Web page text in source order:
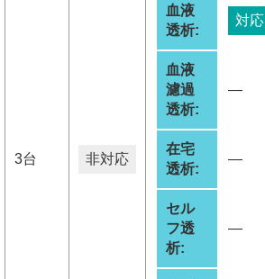
3台 非対応
血液
透析:
対応
血液
濾過
透析:
―
在宅
透析:
―
セル
フ透
析:
―